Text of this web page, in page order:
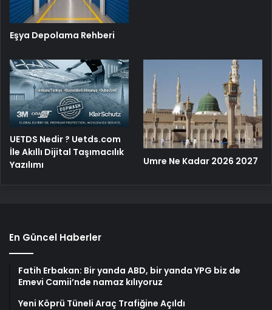
Eşya Depolama Rehberi
UETDS Nedir ? Uetds.com
İle Akıllı Dijital Taşımacılık
Yazılımı
Umre Ne Kadar 2026 2027
En Güncel Haberler
Fatih Erbakan: Bir yanda ABD, bir yanda YPG biz de
Emevi Camii’nde namaz kılıyoruz
Yeni Köprü Tüneli Araç Trafiğine Açıldı